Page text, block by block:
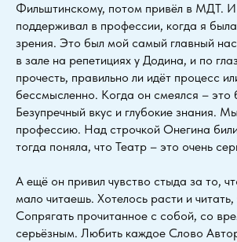
Фильштинскому, потом привёл в МДТ. И
поддерживал в профессии, когда я
зрения. Это был мой самый главный
в зале на репетициях у Додина, и по
прочесть, правильно ли идёт процесс
бессмысленно. Когда он смеялся – это
Безупречный вкус и глубокие знания.
профессию. Над строчкой Онегина
тогда поняла, что Театр – это очень
А ещё он привил чувство стыда за то,
мало читаешь. Хотелось расти и читать,
Сопрягать прочитанное с собой, со
серьёзным. Любить каждое Слово